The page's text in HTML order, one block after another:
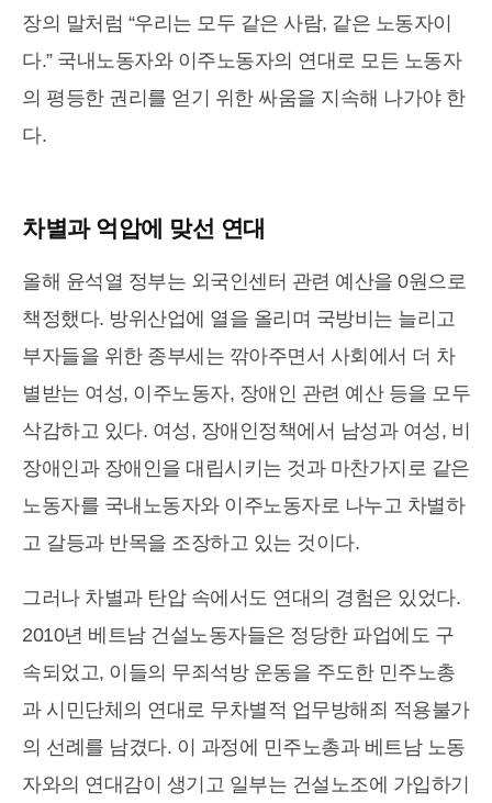
장의 말처럼 “우리는 모두 같은 사람, 같은 노동자이
다.” 국내노동자와 이주노동자의 연대로 모든 노동자
의 평등한 권리를 얻기 위한 싸움을 지속해 나가야 한
다.
차별과 억압에 맞선 연대
올해 윤석열 정부는 외국인센터 관련 예산을 0원으로
책정했다. 방위산업에 열을 올리며 국방비는 늘리고
부자들을 위한 종부세는 깎아주면서 사회에서 더 차
별받는 여성, 이주노동자, 장애인 관련 예산 등을 모두
삭감하고 있다. 여성, 장애인정책에서 남성과 여성, 비
장애인과 장애인을 대립시키는 것과 마찬가지로 같은
노동자를 국내노동자와 이주노동자로 나누고 차별하
고 갈등과 반목을 조장하고 있는 것이다.
그러나 차별과 탄압 속에서도 연대의 경험은 있었다.
2010년 베트남 건설노동자들은 정당한 파업에도 구
속되었고, 이들의 무죄석방 운동을 주도한 민주노총
과 시민단체의 연대로 무차별적 업무방해죄 적용불가
의 선례를 남겼다. 이 과정에 민주노총과 베트남 노동
자와의 연대감이 생기고 일부는 건설노조에 가입하기